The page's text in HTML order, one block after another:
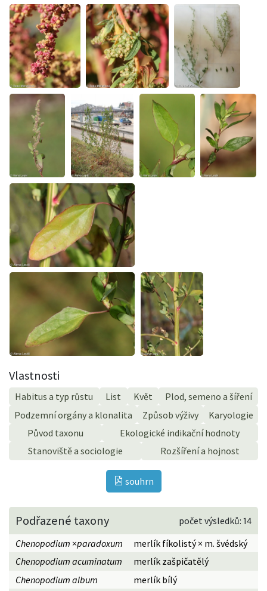
Vlastnosti
Habitus a typ růstu List Květ
Plod, semeno a šíření
Podzemní orgány a klonalita
Způsob výživy
Karyologie
Původ taxonu
Ekologické indikační hodnoty
Stanoviště a sociologie
Rozšíření a hojnost
souhrn
Podřazené taxony
počet výsledků: 14
Chenopodium ×paradoxum
merlík fíkolistý × m. švédský
Chenopodium acuminatum
merlík zašpičatělý
Chenopodium album
merlík bílý